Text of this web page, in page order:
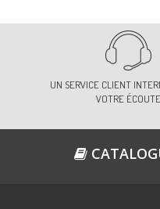
UN SERVICE CLIENT
VOTRE ÉCOUTE